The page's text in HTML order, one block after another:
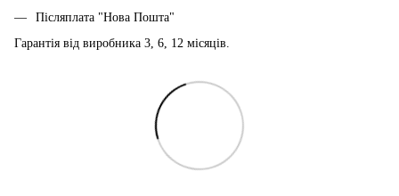
Післяплата "Нова Пошта"
Гарантія від виробника 3, 6, 12 місяців.